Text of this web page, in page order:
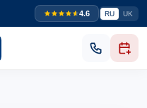
4.6 RU UK